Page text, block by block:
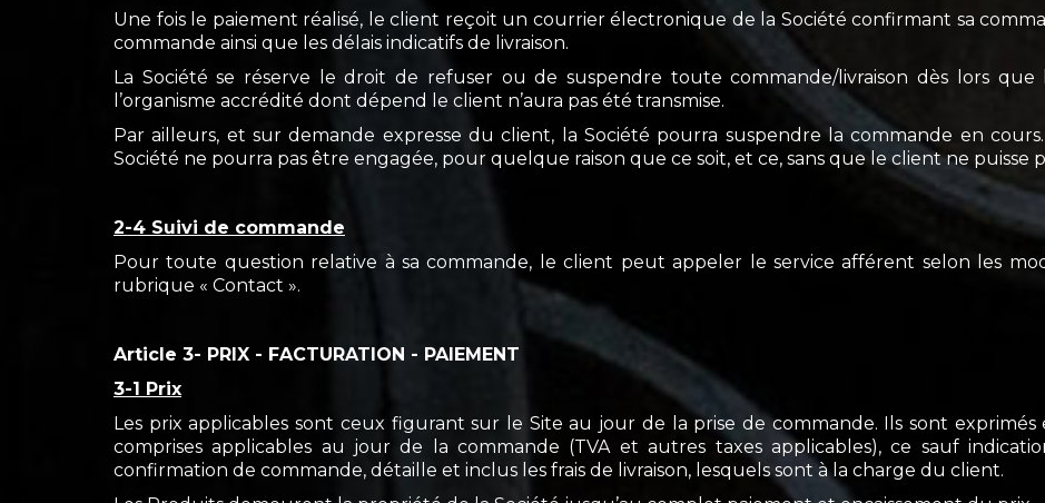
Une fois le paiement réalisé, le client reçoit un courrier électronique de la Société confirmant sa
commande ainsi que les délais indicatifs de livraison.
La Société se réserve le droit de refuser ou de suspendre toute commande/livraison dès lors que
l’organisme accrédité dont dépend le client n’aura pas été transmise.
Par ailleurs, et sur demande expresse du client, la Société pourra suspendre la commande en
Société ne pourra pas être engagée, pour quelque raison que ce soit, et ce, sans que le client ne puisse
2-4 Suivi de commande
Pour toute question relative à sa commande, le client peut appeler le service afférent selon les
rubrique « Contact ».
Article 3- PRIX - FACTURATION - PAIEMENT
3-1 Prix
Les prix applicables sont ceux figurant sur le Site au jour de la prise de commande. Ils sont
comprises applicables au jour de la commande (TVA et autres taxes applicables), ce sauf
confirmation de commande, détaille et inclus les frais de livraison, lesquels sont à la charge du client.